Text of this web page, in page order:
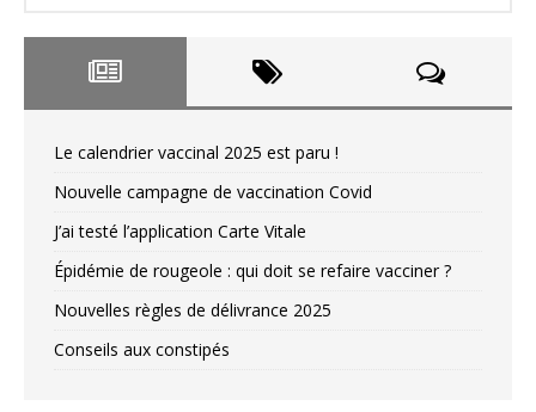
Le calendrier vaccinal 2025 est paru !
Nouvelle campagne de vaccination Covid
J’ai testé l’application Carte Vitale
Épidémie de rougeole : qui doit se refaire vacciner ?
Nouvelles règles de délivrance 2025
Conseils aux constipés